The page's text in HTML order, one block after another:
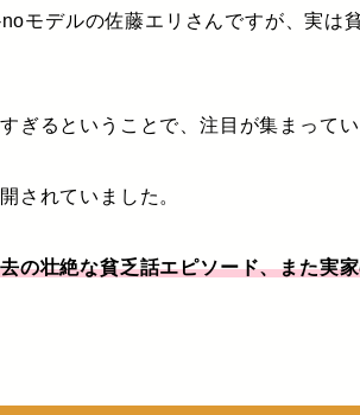
モデルの佐藤エリさんですが、実は
ぎるということで、注目が集まってい
されていました。
の壮絶な貧乏話エピソード、また実